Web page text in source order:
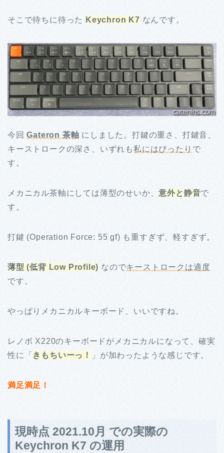
そこで待ちに待った Keychron K7 なんです。
今回Gateron 茶軸 にしました。打鍵の重さ、打鍵音、
キーストロークの深さ、いずれも私にはぴったり で
す。
メカニカル茶軸にしては薄型のせいか、意外と静音で
す。
打鍵 (Operation Force: 55 gf) も重すぎず、軽すぎず。
薄型 (低背 Low Profile) なのでキーストロークは適度
です。
やっぱりメカニカルキーボード、いいですね。
レノボ X220のキーボードがメカニカルになって、確実
性に「 きもちいーっ！ 」が加わったような感じです。
満足満足！
現時点 2021.10月 での実際の
Keychron K7 の運用